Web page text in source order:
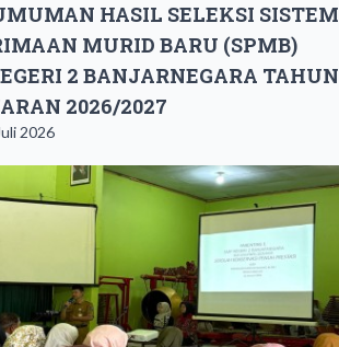
​HASIL SELEKSI SISTEM
MURID BARU (SPMB)
2 BANJARNEGARA TAHUN
2026/2027
2026